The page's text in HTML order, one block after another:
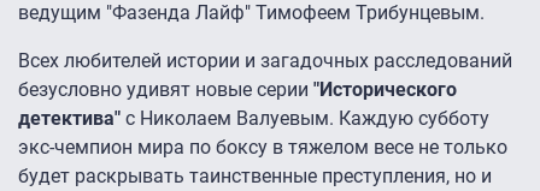
ведущим "Фазенда Лайф" Тимофеем Трибунцевым.
Всех любителей истории и загадочных расследований
безусловно удивят новые серии "Исторического
детектива" с Николаем Валуевым. Каждую субботу
экс-чемпион мира по боксу в тяжелом весе не только
будет раскрывать таинственные преступления, но и